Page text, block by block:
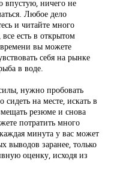
впустую, ничего не
Любое дело
и читайте много
есть в открытом
вы можете
себя на рынке
в воде.
нужно пробовать
сидеть на месте, искать в
резюме и снова
потратить много
минута у вас может
выводов заранее, только
оценку, исходя из